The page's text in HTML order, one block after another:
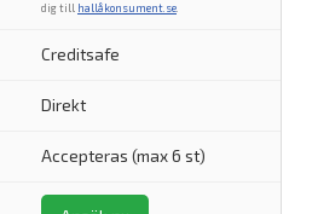
dig till hallåkonsument.se
Creditsafe
Direkt
Accepteras (max 6 st)